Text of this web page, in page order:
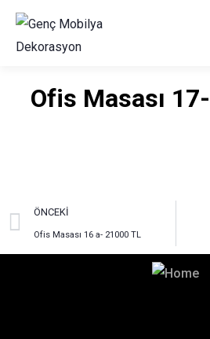
Ofis Masası
ÖNCEKI
Ofis Masası 16 a- 21000 TL